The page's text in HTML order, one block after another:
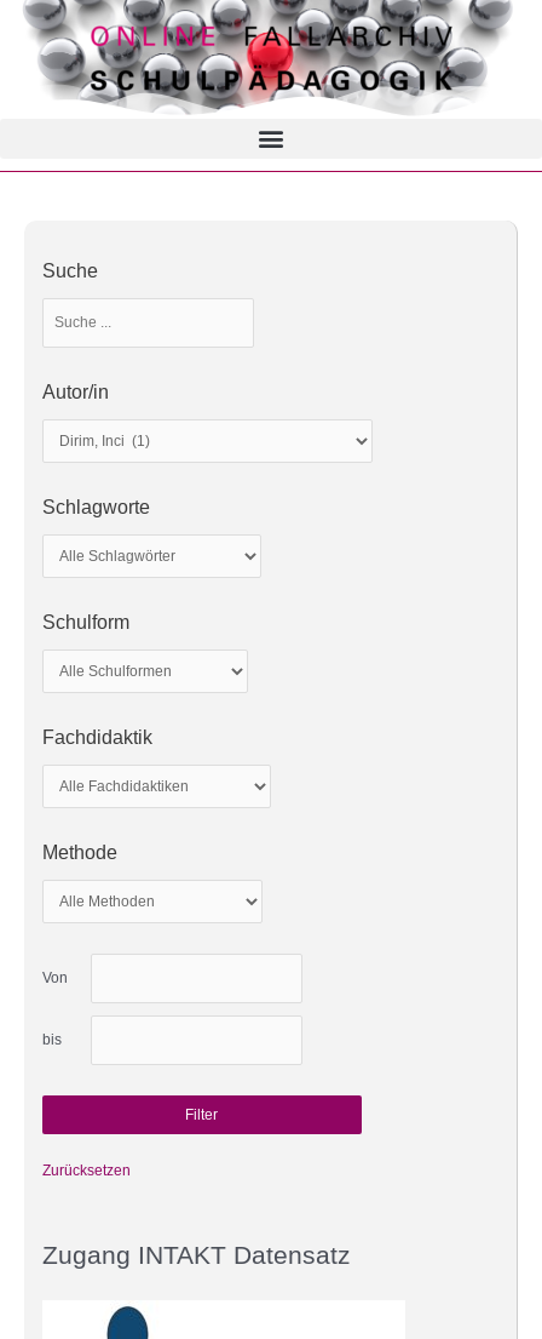
Suche
Autor/in
Schlagworte
Schulform
Fachdidaktik
Methode
Von
bis
Zurücksetzen
Zugang INTAKT Datensatz